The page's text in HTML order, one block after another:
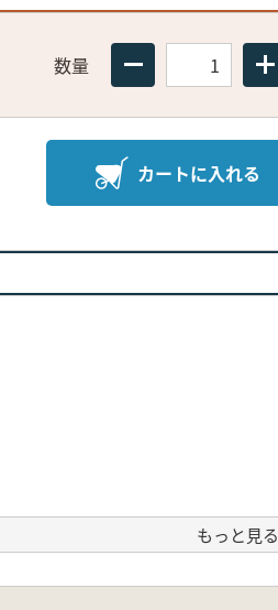
数量
カートに入れる
もっと見る